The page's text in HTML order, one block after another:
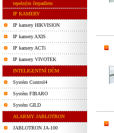
tepelným čerpadlem
IP KAMERY
IP kamery HIKVISION
IP kamery AXIS
IP kamery ACTi
IP kamery VIVOTEK
INTELIGENTNÍ DŮM
Systém Control4
Systém FIBARO
Systém GILD
ALARMY JABLOTRON
JABLOTRON JA-100